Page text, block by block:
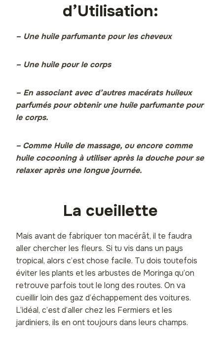
d’Utilisation:
– Une huile parfumante pour les cheveux
– Une huile pour le corps
– En associant avec d’autres macérats huileux
parfumés pour obtenir une huile parfumante pour
le corps.
– Comme Huile de massage, ou encore comme
huile cocooning à utiliser après la douche pour se
relaxer après une longue journée.
La cueillette
Mais avant de fabriquer ton macérât, il te faudra
aller chercher les fleurs. Si tu vis dans un pays
tropical, alors c’est chose facile. Tu dois toutefois
éviter les plants et les arbustes de Moringa qu’on
retrouve parfois tout le long des routes. On va
cueillir loin des gaz d’échappement des voitures.
L’idéal, c’est d’aller chez les Fermiers et les
jardiniers, ils en ont toujours dans leurs champs.